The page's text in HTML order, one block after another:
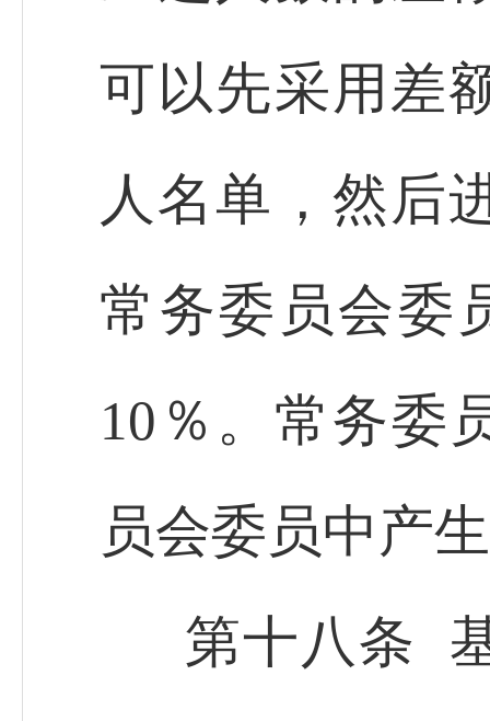
可以先采用差
人名单，然后
常务委员会委
10％。常务委
员会委员中产
第十八条